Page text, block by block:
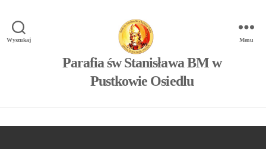
Wyszukaj
Parafia św Stanisława BM w
Pustkowie Osiedlu
Menu